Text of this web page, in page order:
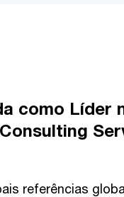
como Líder
referências